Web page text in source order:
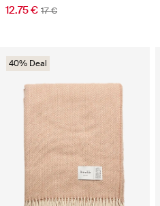
12.75 € 17 €
40% Deal